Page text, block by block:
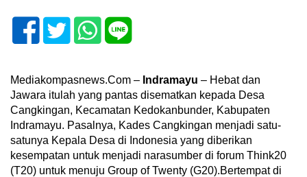
Mediakompasnews.Com – Indramayu – Hebat dan
Jawara itulah yang pantas disematkan kepada Desa
Cangkingan, Kecamatan Kedokanbunder, Kabupaten
Indramayu. Pasalnya, Kades Cangkingan menjadi satu-
satunya Kepala Desa di Indonesia yang diberikan
kesempatan untuk menjadi narasumber di forum Think20
(T20) untuk menuju Group of Twenty (G20).Bertempat di